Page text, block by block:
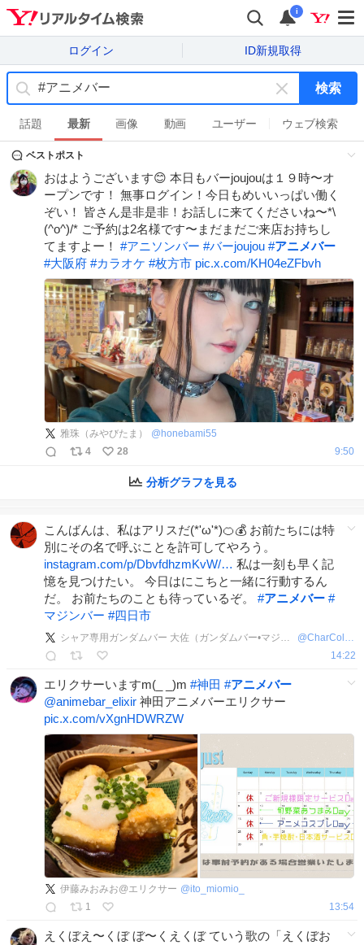
i
ログイン ID新規取得
キ
ー
ワ
ド
を
消
す
検索
話題 最新 画像 動画 ユーザー ウェブ検索
ベストポスト
おはようございます😊 本日もバーjoujouは１９時〜オ
ープンです！ 無事ログイン！今日もめいいっぱい働く
ぞい！ 皆さん是非是非！お話しに来てくださいね〜*\
(^o^)/* ご予約は2名様です〜まだまだご来店お持ちし
てますよー！ #アニソンバー #バーjoujou #アニメバー
#大阪府 #カラオケ #枚方市 pic.x.com/KH04eZFbvh
雅珠（みやびたま） @ honebami55
4
28 9:50
分析グラフを見る
こんばんは、私はアリスだ(*'ω'*)🍊💰 お前たちには特
別にその名で呼ぶことを許可してやろう。
instagram.com/p/DbvfdhzmKvW/… 私は一刻も早く記
憶を見つけたい。 今日はにこちと一緒に行動するん
だ。 お前たちのことも待っているぞ。 #アニメバー #
マジンバー #四日市
シャア専用ガンダムバー 大佐（ガンダムバー•マジンバーZ） @CharColonel
14:22
エリクサーいますm(_ _)m #神田 #アニメバー
@animebar_elixir 神田アニメバーエリクサー
pic.x.com/vXgnHDWRZW
伊藤みおみお@エリクサー @ito_miomio_
1
13:54
えくぼえ〜くぼ ぼ〜くえくぼ ていう歌の「えくぼお